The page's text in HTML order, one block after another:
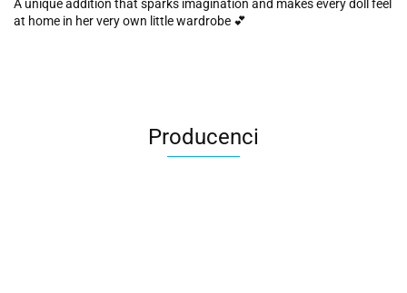
A unique addition that sparks imagination and makes every doll feel
at home in her very own little wardrobe 💕
Producenci